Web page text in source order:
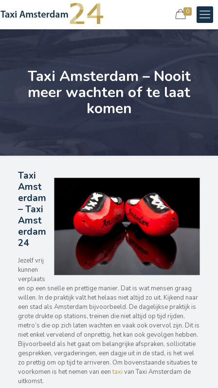
0
Taxi Amsterdam – Nooit
meer wachten of te laat
komen
Taxi
Amst
erdam
– Taxi
Amst
erdam
24
Jezelf vrij
kunnen
verplaats
en op een snelle en prettige manier. Dat is wat mensen graag
willen. In de praktijk valt het helaas niet altijd zo uit. Kijkend naar
een stad als Amsterdam bijvoorbeeld. De dagelijkse praktijk is
grote drukte op stations, treinen die niet altijd op tijd rijden,
metro’s die op zich laten wachten en vaak ook overvol zijn. Dit is
niet enkel vervelend of onprettig, het kan ook gevolgen hebben.
Bijvoorbeeld als het gaat om belangrijke afspraken, sollicitatie
gesprekken, vergaderingen, een dagje uit in de stad, is het wel
zo prettig om op tijd te arriveren. Om bovenstaande situaties te
voorkomen is het nemen van eentaxi van Taxi Amsterdam de
uitkomst.